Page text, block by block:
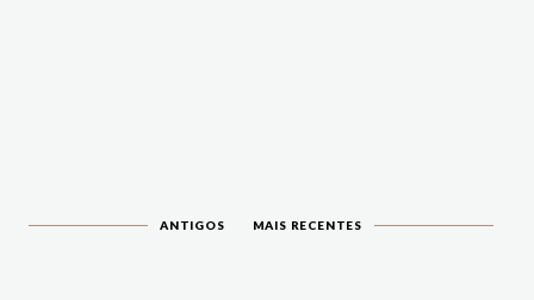
ANTIGOS MAIS RECENTES